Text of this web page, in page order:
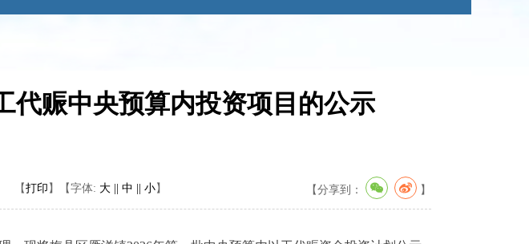
代赈中央预算内投资项目的公示
【分享到： 】
【字体: 大 || 中 || 小】
【打印 】